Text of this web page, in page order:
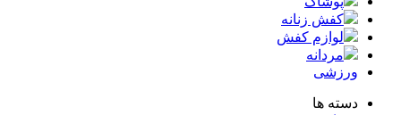
کفش زنانه
لوازم کفش
مردانه
ها